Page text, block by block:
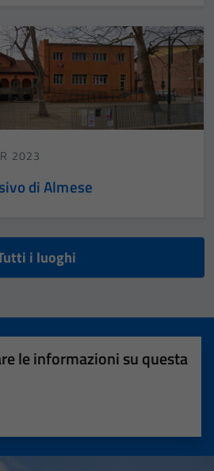
2023
di Almese
i luoghi
le informazioni su questa
stelle su 5
su 5
su 5